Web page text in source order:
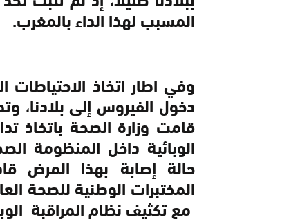
المسبب لهذا الداء بالمغرب.
وفي اطار اتخاذ
دخول الفيروس إلى بلادنا،
قامت وزارة الصحة باتخاذ
الوبائية داخل المنظومة
حالة إصابة بهذا المرض
المختبرات الوطنية للصحة
مع تكثيف نظام المراقبة